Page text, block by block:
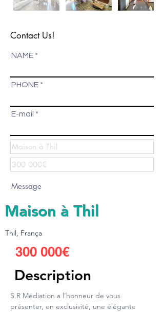
Contact Us!
NAME
PHONE
E-mail
To send
Maison à Thil
Thil, França
300 000€
Description
S.R Médiation a l’honneur de vous
présenter, en exclusivité, une élégante